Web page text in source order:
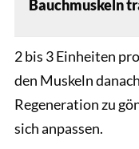
Bauchmuskeln
2 bis 3 Einheiten
den Muskeln
Regeneration zu
sich anpassen.